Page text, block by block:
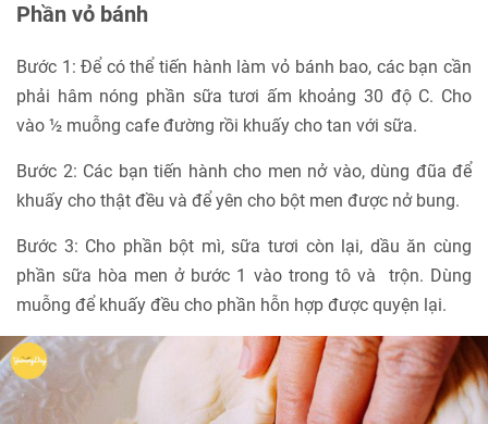
Phần vỏ bánh
Bước 1: Để có thể tiến hành làm vỏ bánh bao, các bạn cần
phải hâm nóng phần sữa tươi ấm khoảng 30 độ C. Cho
vào ½ muỗng cafe đường rồi khuấy cho tan với sữa.
Bước 2: Các bạn tiến hành cho men nở vào, dùng đũa để
khuấy cho thật đều và để yên cho bột men được nở bung.
Bước 3: Cho phần bột mì, sữa tươi còn lại, dầu ăn cùng
phần sữa hòa men ở bước 1 vào trong tô và trộn. Dùng
muỗng để khuấy đều cho phần hỗn hợp được quyện lại.